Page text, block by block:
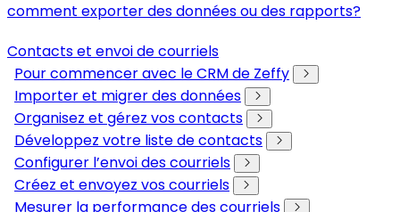
comment exporter des données ou des rapports?
Contacts et envoi de courriels
Pour commencer avec le CRM de Zeffy
Importer et migrer des données
Organisez et gérez vos contacts
Développez votre liste de contacts
Configurer l’envoi des courriels
Créez et envoyez vos courriels
Mesurer la performance des courriels